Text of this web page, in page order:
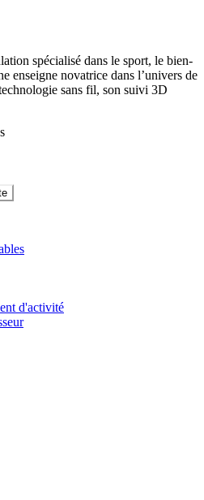
spécialisé dans le sport, le bien-
enseigne novatrice dans l’univers de
sans fil, son suivi 3D
d'activité